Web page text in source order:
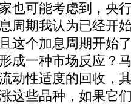
也可能考虑到，央
周期我认为已经开
这个加息周期开始
成一种市场反应？
动性适度的回收，
这些品种，如果它